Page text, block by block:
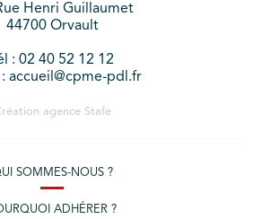
Henri Guillaumet
44700 Orvault
: 02 40 52 12 12
: accueil@cpme-pdl.fr
agence Stafe
SOMMES-NOUS ?
ADHÉRER ?